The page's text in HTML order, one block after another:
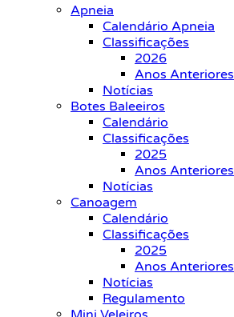
Apneia
Calendário Apneia
Classificações
2026
Anos Anteriores
Notícias
Botes Baleeiros
Calendário
Classificações
2025
Anos Anteriores
Notícias
Canoagem
Calendário
Classificações
2025
Anos Anteriores
Notícias
Regulamento